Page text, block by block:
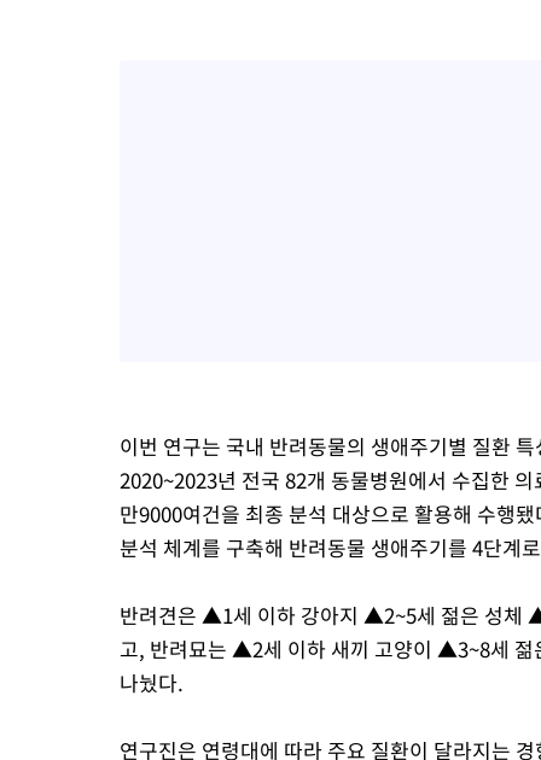
이번 연구는 국내 반려동물의 생애주기별 질환
2020~2023년 전국 82개 동물병원에서 수집한
만9000여건을 최종 분석 대상으로 활용해 수행
분석 체계를 구축해 반려동물 생애주기를 4단계
반려견은 ▲1세 이하 강아지 ▲2~5세 젊은 성체
고, 반려묘는 ▲2세 이하 새끼 고양이 ▲3~8세
나눴다.
연구진은 연령대에 따라 주요 질환이 달라지는